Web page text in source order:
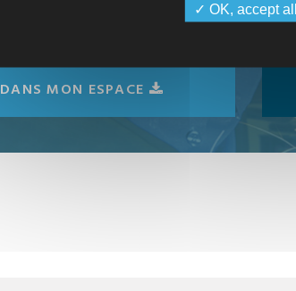
MON ESPACE
✓ OK, accept all